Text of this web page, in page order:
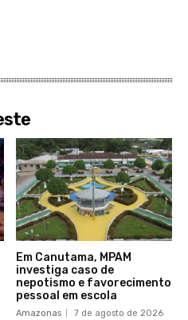
Em Canutama, MPAM
investiga caso de
nepotismo e favorecimento
pessoal em escola
Amazonas 7 de agosto de 2026